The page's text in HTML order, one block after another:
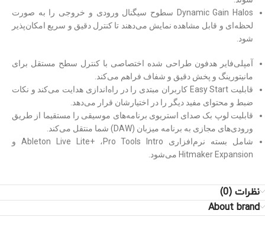
Dynamic Gain Halos سطوح سیگنال ورودی و خروجی را به صورت
لحظه‌ای و قابل مشاهده نمایش می‌دهند تا کنترل دقیق و سریع امکان‌پذیر
شود.
آمپلی‌فایر هدفون طراحی شده اختصاصی با کنترل سطح مستقل برای
مانیتورینگ و پخش دقیق و شفاف فراهم می‌‌کند.
قابلیت Easy Start کاربران مبتدی را در راه‌اندازی هدایت می‌کند و نکات
ضبط و محتوای مفید دیگر را در اختیارشان قرار می‌دهد.
قابلیت لوپ بک صدای استریوی برنامه‌های موسیقی را مستقیما از طریق
ورودی‌های مجازی به برنامه میزبان (DAW) شما منتقل می‌کند.
شامل بسته نرم‌افزاری Ableton Live Lite+ ،Pro Tools Intro و
Hitmaker Expansion می‌شود.
نظرات (0)
About brand